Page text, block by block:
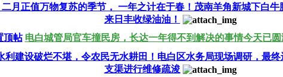
二月正值万物复苏的季节， 一年之计在于春！茂南羊角新城下白
来日丰收绿油油！
顶帖 电白城管局官车撞民房，长达一年得不到解决的事情今天已
利建设破烂不堪，令农民无水耕田！电白区水务局现场调研，最
支渠进行维修疏浚